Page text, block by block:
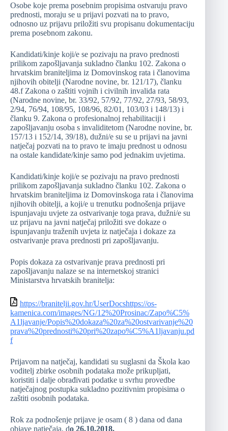
Osobe koje prema posebnim propisima ostvaruju pravo
prednosti, moraju se u prijavi pozvati na to pravo,
odnosno uz prijavu priložiti svu propisanu dokumentaciju
prema posebnom zakonu.
Kandidati/kinje koji/e se pozivaju na pravo prednosti
prilikom zapošljavanja sukladno članku 102. Zakona o
hrvatskim braniteljima iz Domovinskog rata i članovima
njihovih obitelji (Narodne novine, br. 121/17), članku
48.f Zakona o zaštiti vojnih i civilnih invalida rata
(Narodne novine, br. 33/92, 57/92, 77/92, 27/93, 58/93,
2/94, 76/94, 108/95, 108/96, 82/01, 103/03 i 148/13) i
članku 9. Zakona o profesionalnoj rehabilitaciji i
zapošljavanju osoba s invaliditetom (Narodne novine, br.
157/13 i 152/14, 39/18), dužni/e su se u prijavi na javni
natječaj pozvati na to pravo te imaju prednost u odnosu
na ostale kandidate/kinje samo pod jednakim uvjetima.
Kandidati/kinje koji/e se pozivaju na pravo prednosti
prilikom zapošljavanja sukladno članku 102. Zakona o
hrvatskim braniteljima iz Domovinskoga rata i članovima
njihovih obitelji, a koji/e u trenutku podnošenja prijave
ispunjavaju uvjete za ostvarivanje toga prava, dužni/e su
uz prijavu na javni natječaj priložiti sve dokaze o
ispunjavanju traženih uvjeta iz natječaja i dokaze za
ostvarivanje prava prednosti pri zapošljavanju.
Popis dokaza za ostvarivanje prava prednosti pri
zapošljavanju nalaze se na internetskoj stranici
Ministarstva hrvatskih branitelja:
https://branitelji.gov.hr/UserDocshttps://os-
kamenica.com/images/NG/12%20Prosinac/Zapo%C5%
A1ljavanje/Popis%20dokaza%20za%20ostvarivanje%20
prava%20prednosti%20pri%20zapo%C5%A1ljavanju.pd
f
Prijavom na natječaj, kandidati su suglasni da Škola kao
voditelj zbirke osobnih podataka može prikupljati,
koristiti i dalje obrađivati podatke u svrhu provedbe
natječajnog postupka sukladno pozitivnim propisima o
zaštiti osobnih podataka.
Rok za podnošenje prijave je osam ( 8 ) dana od dana
objave natječaja, do 26.10.2018.